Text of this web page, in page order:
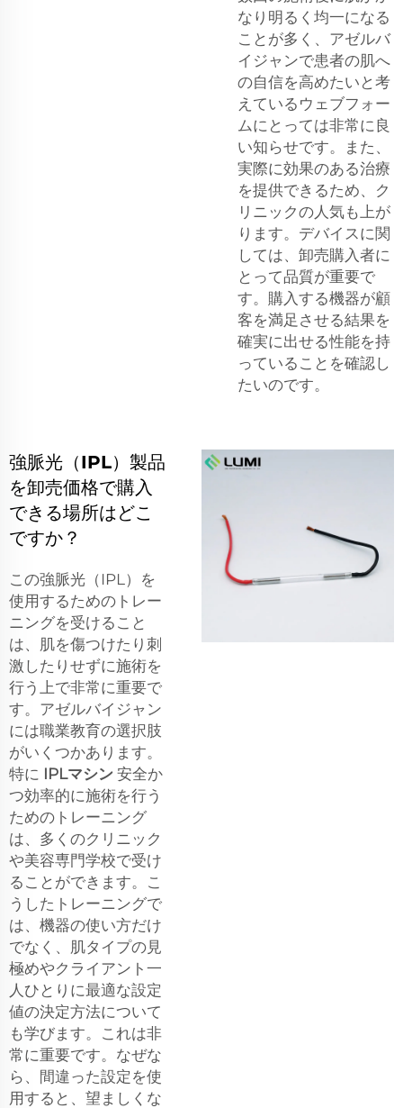
なり明るく均一になる
ことが多く、アゼルバ
イジャンで患者の肌へ
の自信を高めたいと考
えているウェブフォー
ムにとっては非常に良
い知らせです。また、
実際に効果のある治療
を提供できるため、ク
リニックの人気も上が
ります。デバイスに関
しては、卸売購入者に
とって品質が重要で
す。購入する機器が顧
客を満足させる結果を
確実に出せる性能を持
っていることを確認し
たいのです。
強脈光（IPL）製品
を卸売価格で購入
できる場所はどこ
ですか？
この強脈光（IPL）を
使用するためのトレー
ニングを受けること
は、肌を傷つけたり刺
激したりせずに施術を
行う上で非常に重要で
す。アゼルバイジャン
には職業教育の選択肢
がいくつかあります。
特に IPLマシン 安全か
つ効率的に施術を行う
ためのトレーニング
は、多くのクリニック
や美容専門学校で受け
ることができます。こ
うしたトレーニングで
は、機器の使い方だけ
でなく、肌タイプの見
極めやクライアント一
人ひとりに最適な設定
値の決定方法について
も学びます。これは非
常に重要です。なぜな
ら、間違った設定を使
用すると、望ましくな